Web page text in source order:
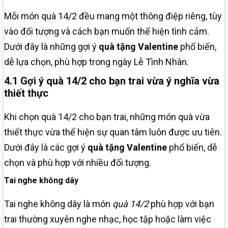
Mỗi món quà 14/2 đều mang một thông điệp riêng, tùy
vào đối tượng và cách bạn muốn thể hiện tình cảm.
Dưới đây là những gợi ý quà tặng Valentine phổ biến,
dễ lựa chọn, phù hợp trong ngày Lễ Tình Nhân.
4.1 Gợi ý quà 14/2 cho bạn trai vừa ý nghĩa vừa
thiết thực
Khi chọn quà 14/2 cho bạn trai, những món quà vừa
thiết thực vừa thể hiện sự quan tâm luôn được ưu tiên.
Dưới đây là các gợi ý quà tặng Valentine phổ biến, dễ
chọn và phù hợp với nhiều đối tượng.
Tai nghe không dây
Tai nghe không dây là món quà 14/2phù hợp với bạn
trai thường xuyên nghe nhạc, học tập hoặc làm việc